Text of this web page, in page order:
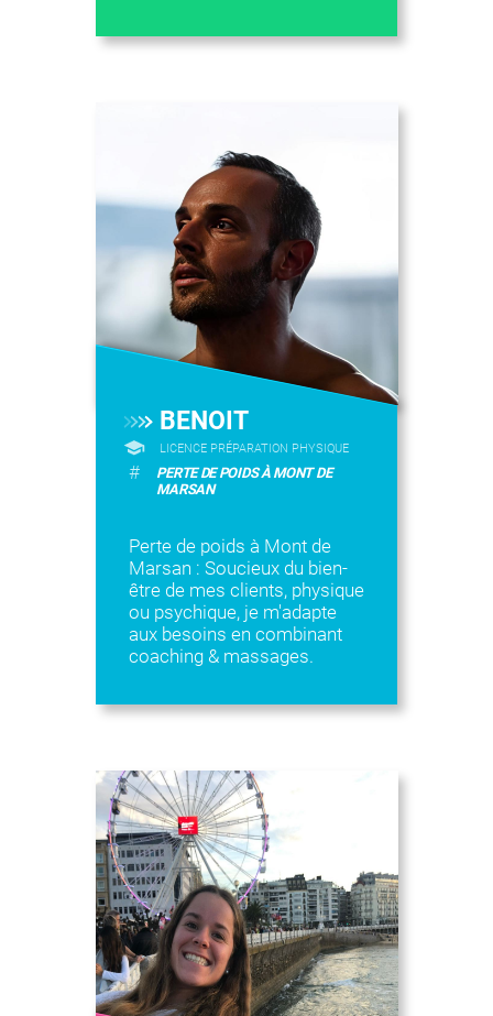
BENOIT
LICENCE PRÉPARATION PHYSIQUE
#
PERTE DE POIDS À MONT DE
MARSAN
Perte de poids à Mont de
Marsan : Soucieux du bien-
être de mes clients, physique
ou psychique, je m'adapte
aux besoins en combinant
coaching & massages.